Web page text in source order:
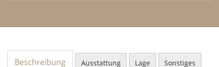
Beschreibung Ausstattung Lage Sonstiges